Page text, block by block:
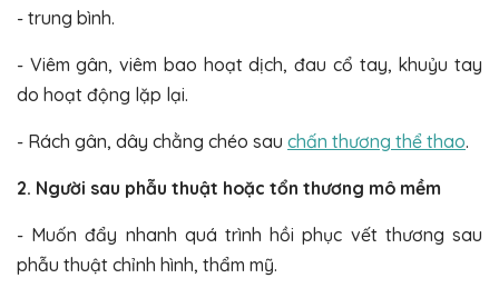
- trung bình.
- Viêm gân, viêm bao hoạt dịch, đau cổ tay, khuỷu tay
do hoạt động lặp lại.
- Rách gân, dây chằng chéo sau chấn thương thể thao.
2. Người sau phẫu thuật hoặc tổn thương mô mềm
- Muốn đẩy nhanh quá trình hồi phục vết thương sau
phẫu thuật chỉnh hình, thẩm mỹ.